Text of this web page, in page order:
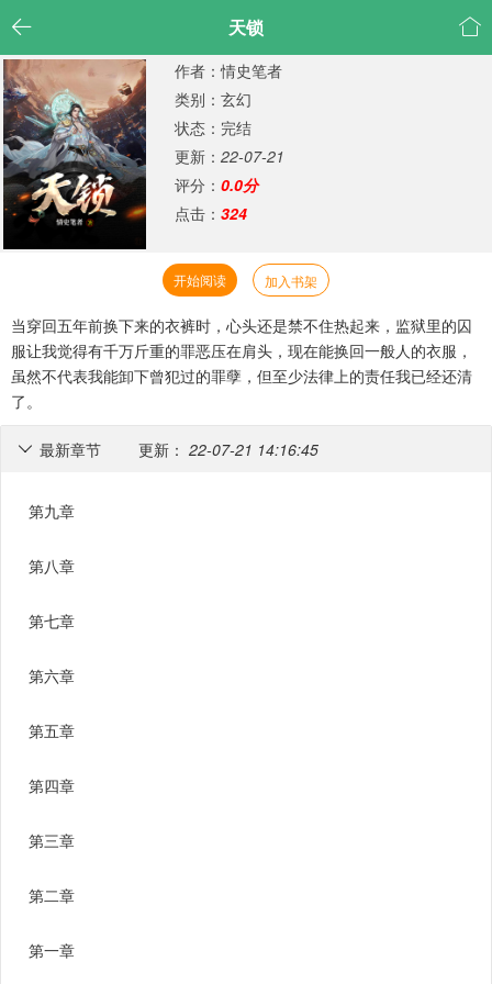
 天锁 
作者：情史笔者
类别：玄幻
状态：完结
更新：22-07-21
评分：0.0分
点击：324
开始阅读 加入书架
当穿回五年前换下来的衣裤时，心头还是禁不住热起来，监狱里的囚
服让我觉得有千万斤重的罪恶压在肩头，现在能换回一般人的衣服，
虽然不代表我能卸下曾犯过的罪孽，但至少法律上的责任我已经还清
了。
最新章节 更新： 22-07-21 14:16:45

第九章
第八章
第七章
第六章
第五章
第四章
第三章
第二章
第一章